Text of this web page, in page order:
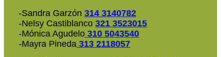
-Sandra Garzón 314 3140782
-Nelsy Castiblanco 321 3523015
-Mónica Agudelo 310 5043540
-Mayra Pineda 313 2118057